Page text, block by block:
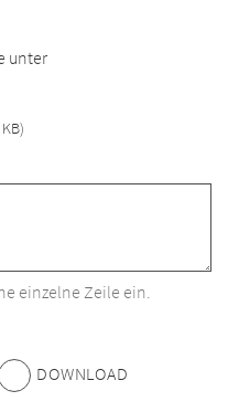
unter
einzelne Zeile ein.
DOWNLOAD